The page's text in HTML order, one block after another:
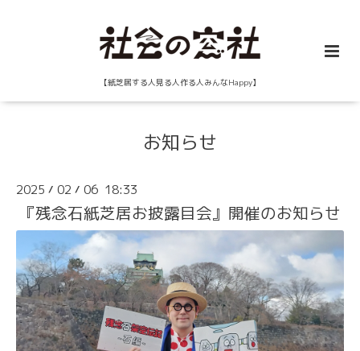
【紙芝居する人見る人作る人みんなHappy】
お知らせ
2025 / 02 / 06 18:33
『残念石紙芝居お披露目会』開催のお知らせ